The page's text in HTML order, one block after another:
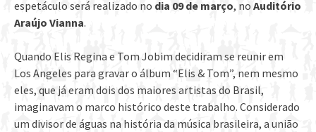
espetáculo será realizado no dia 09 de março, no Auditório
Araújo Vianna.
Quando Elis Regina e Tom Jobim decidiram se reunir em
Los Angeles para gravar o álbum “Elis & Tom”, nem mesmo
eles, que já eram dois dos maiores artistas do Brasil,
imaginavam o marco histórico deste trabalho. Considerado
um divisor de águas na história da música brasileira, a união